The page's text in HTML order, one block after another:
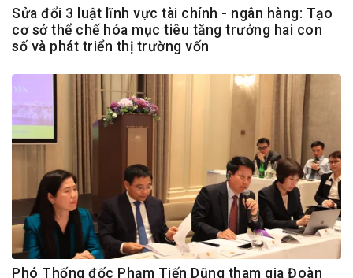
Sửa đổi 3 luật lĩnh vực tài chính - ngân hàng: Tạo
cơ sở thể chế hóa mục tiêu tăng trưởng hai con
số và phát triển thị trường vốn
Phó Thống đốc Phạm Tiến Dũng tham gia Đoàn